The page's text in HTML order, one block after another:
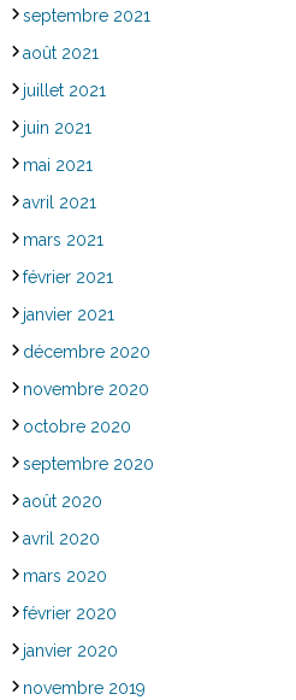
septembre 2021
août 2021
juillet 2021
juin 2021
mai 2021
avril 2021
mars 2021
février 2021
janvier 2021
décembre 2020
novembre 2020
octobre 2020
septembre 2020
août 2020
avril 2020
mars 2020
février 2020
janvier 2020
novembre 2019